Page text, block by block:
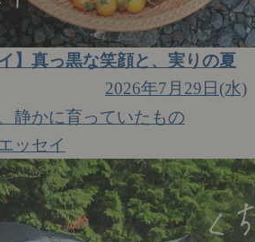
】真っ黒な笑顔と、実りの夏
2026年7月29日(水)
静かに育っていたもの
ッセイ